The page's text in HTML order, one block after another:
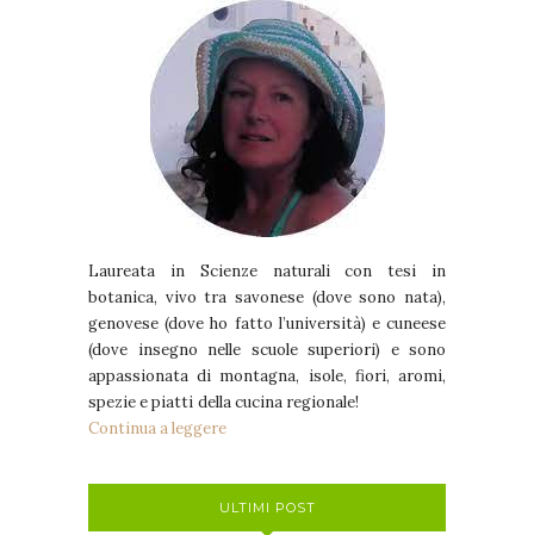
Laureata in Scienze naturali con tesi in
botanica, vivo tra savonese (dove sono nata),
genovese (dove ho fatto l’università) e cuneese
(dove insegno nelle scuole superiori) e sono
appassionata di montagna, isole, fiori, aromi,
spezie e piatti della cucina regionale!
Continua a leggere
ULTIMI POST